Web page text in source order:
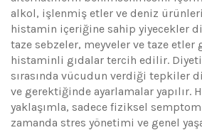
alkol, işlenmiş etler ve deniz
histamin içeriğine sahip yiyecekler
taze sebzeler, meyveler ve taze
histaminli gıdalar tercih edilir.
sırasında vücudun verdiği tepkiler
ve gerektiğinde ayarlamalar yapılır.
yaklaşımla, sadece fiziksel
zamanda stres yönetimi ve genel